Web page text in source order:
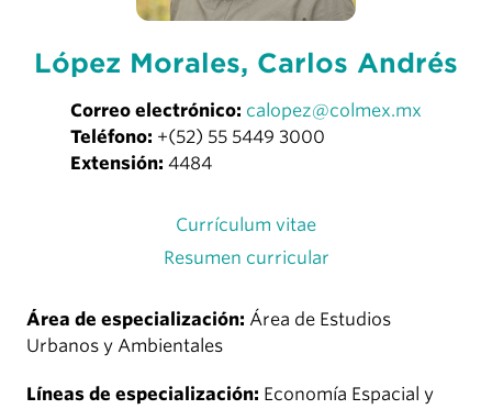
López Morales, Carlos Andrés
Correo electrónico: calopez@colmex.mx
Teléfono: +(52) 55 5449 3000
Extensión: 4484
Currículum vitae
Resumen curricular
Área de especialización: Área de Estudios
Urbanos y Ambientales
Líneas de especialización: Economía Espacial y